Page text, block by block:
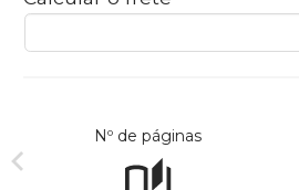
Nº de páginas